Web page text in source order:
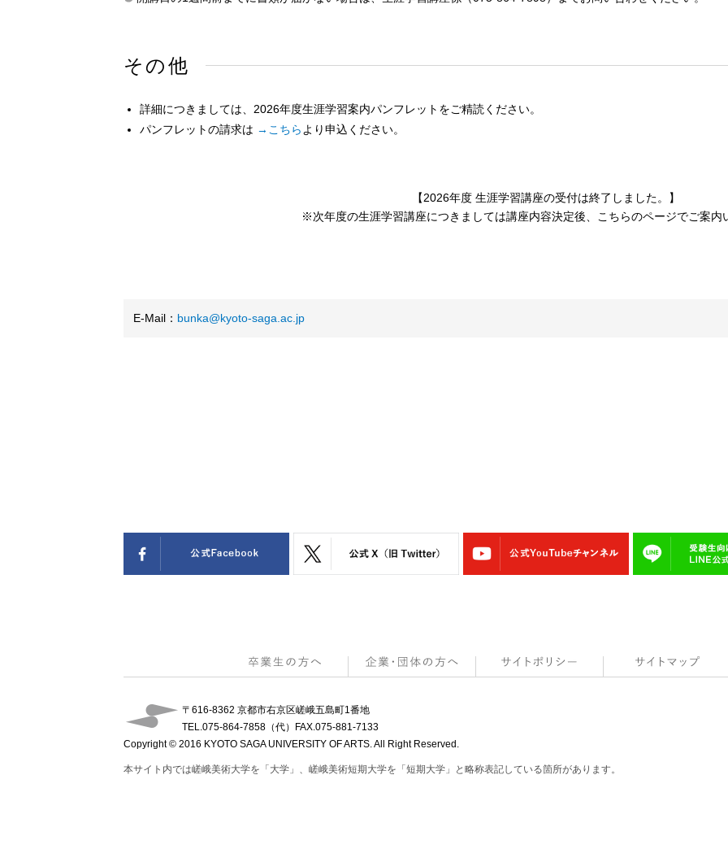
その他
詳細につきましては、2026年度生涯学習案内パンフレットをご精読ください。
パンフレットの請求は →こちら より申込ください。
【2026年度 生涯学習講座の受付は終了しました。】
※次年度の生涯学習講座につきましては講座内容決定後、こちらのページでご案内
E-Mail： bunka@kyoto-saga.ac.jp
〒616-8362 京都市右京区嵯峨五島町1番地
TEL.075-864-7858（代）
FAX.075-881-7133
Copyright © 2016 KYOTO SAGA UNIVERSITY OF ARTS. All Right Reserved.
本サイト内では嵯峨美術大学を「大学」、嵯峨美術短期大学を「短期大学」と略称表記している箇所があります。